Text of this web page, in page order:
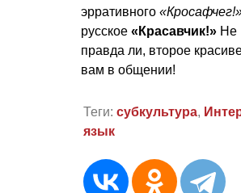
эрративного
русское «Красавчик!» Не
правда ли, второе
вам в общении!
Теги: субкультура,
язык